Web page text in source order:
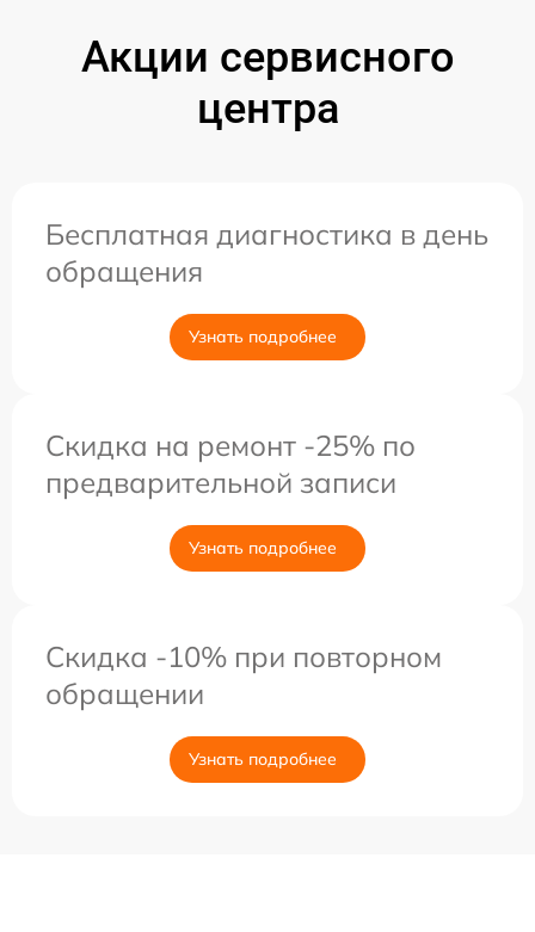
Акции сервисного
центра
Бесплатная диагностика в день
обращения
Узнать подробнее
Скидка на ремонт -25% по
предварительной записи
Узнать подробнее
Скидка -10% при повторном
обращении
Узнать подробнее